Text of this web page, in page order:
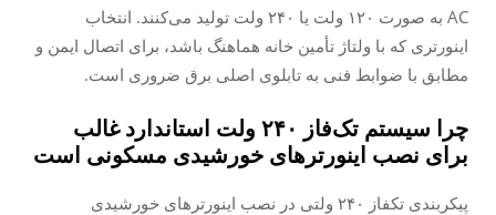
AC به صورت ۱۲۰ ولت یا ۲۴۰ ولت تولید می‌کنند. انتخاب
اینورتری که با ولتاژ تأمین خانه هماهنگ باشد، برای اتصال ایمن و
مطابق با ضوابط فنی به تابلوی اصلی برق ضروری است.
چرا سیستم تک‌فاز ۲۴۰ ولت استاندارد غالب
برای نصب اینورترهای خورشیدی مسکونی است
پیکربندی تکفاز ۲۴۰ ولتی در نصب اینورترهای خورشیدی